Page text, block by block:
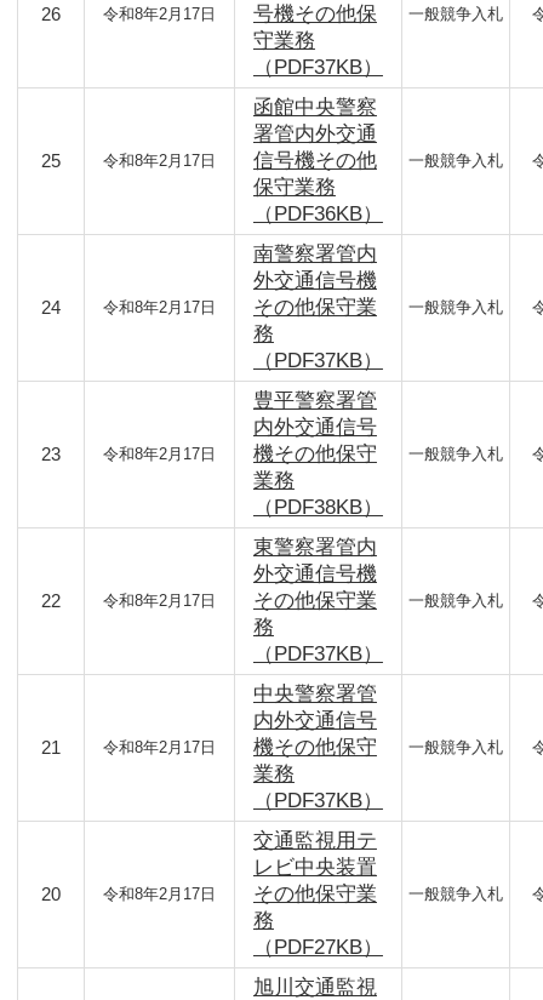
26 令和8年2月17日
号機その他保
守業務
（PDF37KB）
一般競争入札
25 令和8年2月17日
函館中央警察
署管内外交通
信号機その他
保守業務
（PDF36KB）
一般競争入札
24 令和8年2月17日
南警察署管内
外交通信号機
その他保守業
務
（PDF37KB）
一般競争入札
23 令和8年2月17日
豊平警察署管
内外交通信号
機その他保守
業務
（PDF38KB）
一般競争入札
22 令和8年2月17日
東警察署管内
外交通信号機
その他保守業
務
（PDF37KB）
一般競争入札
21 令和8年2月17日
中央警察署管
内外交通信号
機その他保守
業務
（PDF37KB）
一般競争入札
20 令和8年2月17日
交通監視用テ
レビ中央装置
その他保守業
務
（PDF27KB）
一般競争入札
旭川交通監視